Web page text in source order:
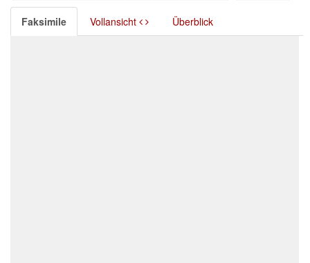
Faksimile Vollansicht Überblick